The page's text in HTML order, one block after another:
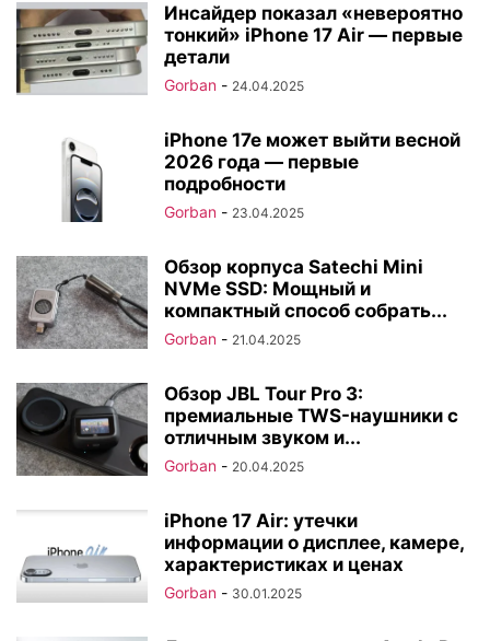
Инсайдер показал «невероятно
тонкий» iPhone 17 Air — первые
детали
Gorban - 24.04.2025
iPhone 17e может выйти весной
2026 года — первые
подробности
Gorban - 23.04.2025
Обзор корпуса Satechi Mini
NVMe SSD: Мощный и
компактный способ собрать...
Gorban - 21.04.2025
Обзор JBL Tour Pro 3:
премиальные TWS-наушники с
отличным звуком и...
Gorban - 20.04.2025
iPhone 17 Air: утечки
информации о дисплее, камере,
характеристиках и ценах
Gorban - 30.01.2025